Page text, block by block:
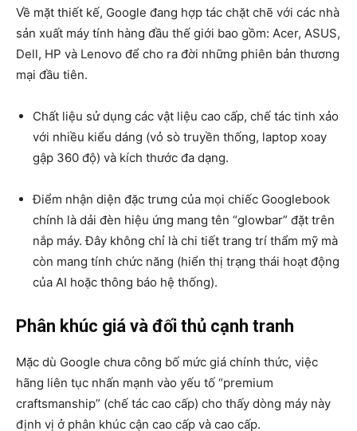
Về mặt thiết kế, Google đang hợp tác chặt chẽ với các nhà
sản xuất máy tính hàng đầu thế giới bao gồm: Acer, ASUS,
Dell, HP và Lenovo để cho ra đời những phiên bản thương
mại đầu tiên.
Chất liệu sử dụng các vật liệu cao cấp, chế tác tinh xảo
với nhiều kiểu dáng (vỏ sò truyền thống, laptop xoay
gập 360 độ) và kích thước đa dạng.
Điểm nhận diện đặc trưng của mọi chiếc Googlebook
chính là dải đèn hiệu ứng mang tên “glowbar” đặt trên
nắp máy. Đây không chỉ là chi tiết trang trí thẩm mỹ mà
còn mang tính chức năng (hiển thị trạng thái hoạt động
của AI hoặc thông báo hệ thống).
Phân khúc giá và đối thủ cạnh tranh
Mặc dù Google chưa công bố mức giá chính thức, việc
hãng liên tục nhấn mạnh vào yếu tố “premium
craftsmanship” (chế tác cao cấp) cho thấy dòng máy này
định vị ở phân khúc cận cao cấp và cao cấp.